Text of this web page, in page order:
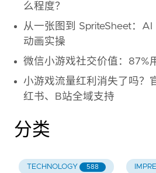
么程度？
从一张图到 SpriteSheet：AI
动画实操
微信小游戏社交价值：87%
小游戏流量红利消失了吗？
红书、B站全域支持
分类
TECHNOLOGY 588